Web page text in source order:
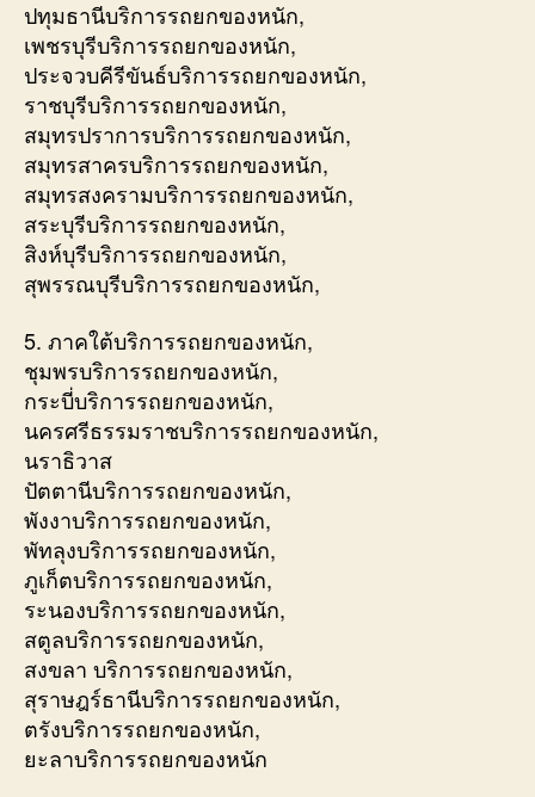
ปทุมธานีบริการรถยกของหนัก,
เพชรบุรีบริการรถยกของหนัก,
ประจวบคีรีขันธ์บริการรถยกของหนัก,
ราชบุรีบริการรถยกของหนัก,
สมุทรปราการบริการรถยกของหนัก,
สมุทรสาครบริการรถยกของหนัก,
สมุทรสงครามบริการรถยกของหนัก,
สระบุรีบริการรถยกของหนัก,
สิงห์บุรีบริการรถยกของหนัก,
สุพรรณบุรีบริการรถยกของหนัก,
5. ภาคใต้บริการรถยกของหนัก,
ชุมพรบริการรถยกของหนัก,
กระบี่บริการรถยกของหนัก,
นครศรีธรรมราชบริการรถยกของหนัก,
นราธิวาส
ปัตตานีบริการรถยกของหนัก,
พังงาบริการรถยกของหนัก,
พัทลุงบริการรถยกของหนัก,
ภูเก็ตบริการรถยกของหนัก,
ระนองบริการรถยกของหนัก,
สตูลบริการรถยกของหนัก,
สงขลา บริการรถยกของหนัก,
สุราษฎร์ธานีบริการรถยกของหนัก,
ตรังบริการรถยกของหนัก,
ยะลาบริการรถยกของหนัก